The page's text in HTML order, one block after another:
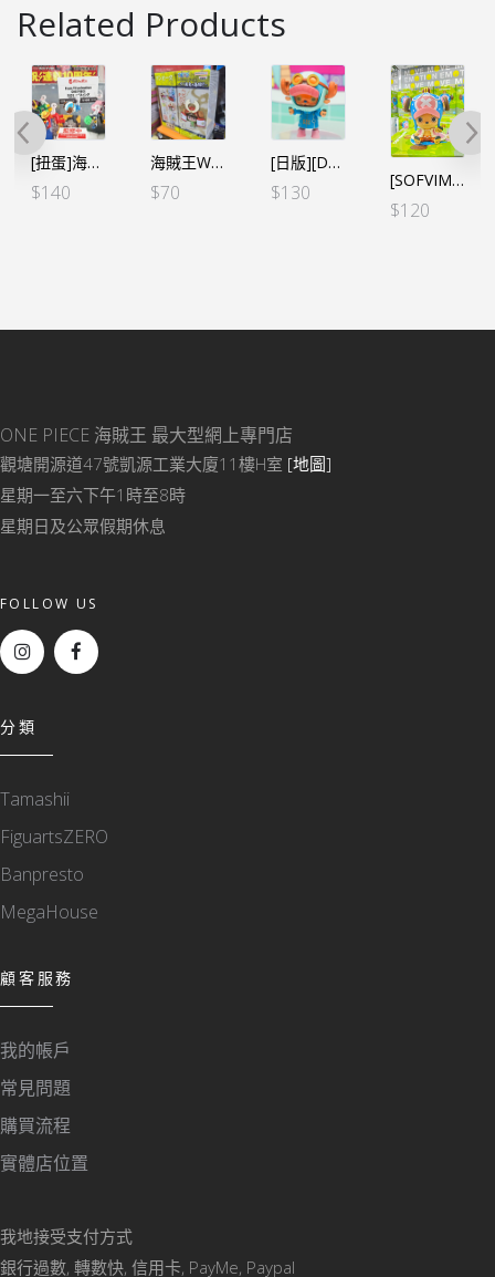
Related Products
[扭蛋]海賊王 消極鬼魂吊飾 VOL.1 全5個SET（行）
$140
海賊王WCF -和之國鬼島篇- VOL.7 – 索柏
$70
[日版][DXF] 海賊王 THE GRANDLINE SERIES 蛋頭島 索柏
$130 [SOFVIMATES] 海賊王 索柏 象島ver.（行）
$120
ONE PIECE 海賊王 最大型網上專門店
觀塘開源道47號凱源工業大廈11樓H室 [地圖]
星期一至六下午1時至8時
星期日及公眾假期休息
FOLLOW US
分類
Tamashii
FiguartsZERO
Banpresto
MegaHouse
顧客服務
我的帳戶
常見問題
購買流程
實體店位置
我地接受支付方式
銀行過數, 轉數快, 信用卡, PayMe, Paypal